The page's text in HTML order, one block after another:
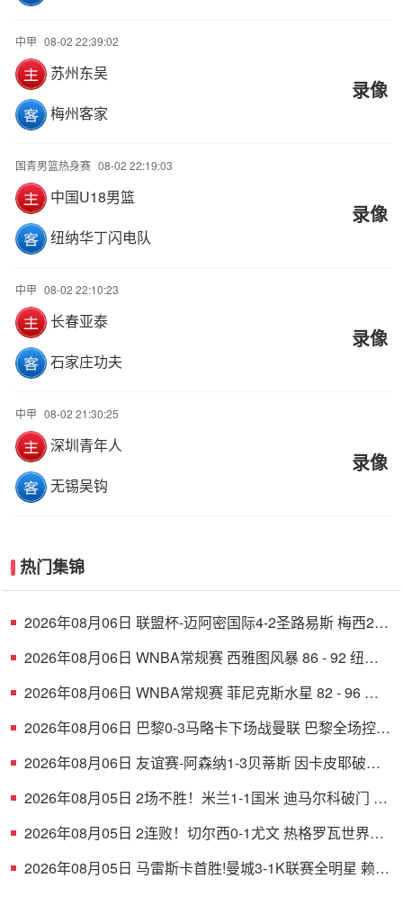
中甲 08-02 22:39:02
苏州东吴
梅州客家
录像
国青男篮热身赛 08-02 22:19:03
中国U18男篮
纽纳华丁闪电队
录像
中甲 08-02 22:10:23
长春亚泰
石家庄功夫
录像
中甲 08-02 21:30:25
深圳青年人
无锡吴钩
录像
热门集锦
2026年08月06日 联盟杯-迈阿密国际4-2圣路易斯 梅西2射
2026年08月06日 WNBA常规赛 西雅图风暴 86 - 92 纽约
2026年08月06日 WNBA常规赛 菲尼克斯水星 82 - 96 亚
2026年08月06日 巴黎0-3马略卡下场战曼联 巴黎全场控球
2026年08月06日 友谊赛-阿森纳1-3贝蒂斯 因卡皮耶破门
2026年08月05日 2场不胜！米兰1-1国米 迪马尔科破门 恩
2026年08月05日 2连败！切尔西0-1尤文 热格罗瓦世界波
2026年08月05日 马雷斯卡首胜!曼城3-1K联赛全明星 赖因